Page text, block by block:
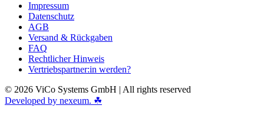
Impressum
Datenschutz
AGB
Versand & Rückgaben
FAQ
Rechtlicher Hinweis
Vertriebspartner:in werden?
© 2026 ViCo Systems GmbH | All rights reserved
Developed by nexeum. ☘